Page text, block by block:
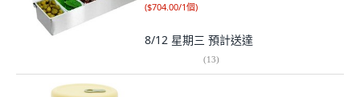
($704.00/1個)
8/12 星期三 預計送達
(13)